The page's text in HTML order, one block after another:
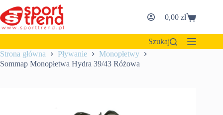
do
treści
Koszyk
0,00zł
Szukaj
Strona główna
Pływanie
Monopłetwy
Sommap Monopłetwa Hydra 39/43 Różowa